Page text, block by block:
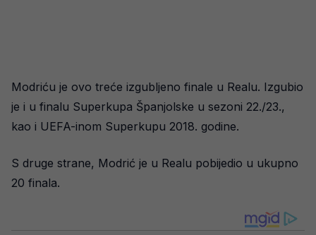
Modriću je ovo treće izgubljeno finale u Realu. Izgubio
je i u finalu Superkupa Španjolske u sezoni 22./23.,
kao i UEFA-inom Superkupu 2018. godine.
S druge strane, Modrić je u Realu pobijedio u ukupno
20 finala.